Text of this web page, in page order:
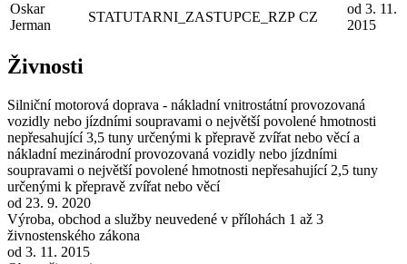
Oskar
Jerman
STATUTARNI_ZASTUPCE_RZP CZ
od 3. 11.
2015
Živnosti
Silniční motorová doprava - nákladní vnitrostátní provozovaná
vozidly nebo jízdními soupravami o největší povolené hmotnosti
nepřesahující 3,5 tuny určenými k přepravě zvířat nebo věcí a
nákladní mezinárodní provozovaná vozidly nebo jízdními
soupravami o největší povolené hmotnosti nepřesahující 2,5 tuny
určenými k přepravě zvířat nebo věcí
od 23. 9. 2020
Výroba, obchod a služby neuvedené v přílohách 1 až 3
živnostenského zákona
od 3. 11. 2015